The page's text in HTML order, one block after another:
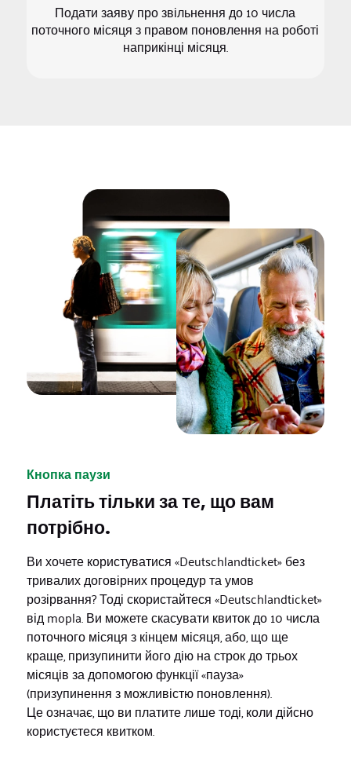
Подати заяву про звільнення до 10 числа
поточного місяця з правом поновлення на роботі
наприкінці місяця.
Кнопка паузи
Платіть тільки за те, що вам
потрібно.
Ви хочете користуватися «Deutschlandticket» без
тривалих договірних процедур та умов
розірвання? Тоді скористайтеся «Deutschlandticket»
від mopla. Ви можете скасувати квиток до 10 числа
поточного місяця з кінцем місяця, або, що ще
краще, призупинити його дію на строк до трьох
місяців за допомогою функції «пауза»
(призупинення з можливістю поновлення).
Це означає, що ви платите лише тоді, коли дійсно
користуєтеся квитком.